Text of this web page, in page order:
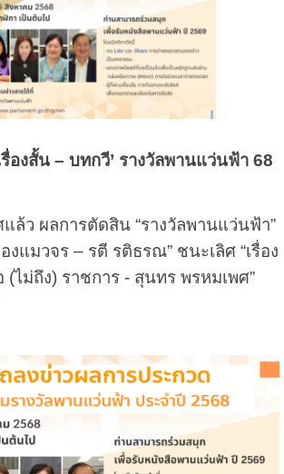
รื่องสั้น – บทกวี’ รางวัลพานแว่นฟ้า 68
ลการตัดสิน “รางวัลพานแว่นฟ้า”
แมวจร – รตี รติธรณ” ชนะเลิศ “เรื่อง
(ไม่ถึง) ราชการ - สุนทร พรหมเพศ”